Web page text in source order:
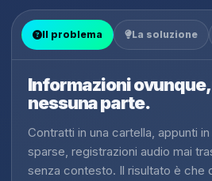
Il problema La soluzione
Informazioni
nessuna parte.
Contratti in una cartella, appunti
sparse, registrazioni audio mai
senza contesto. Il risultato è che